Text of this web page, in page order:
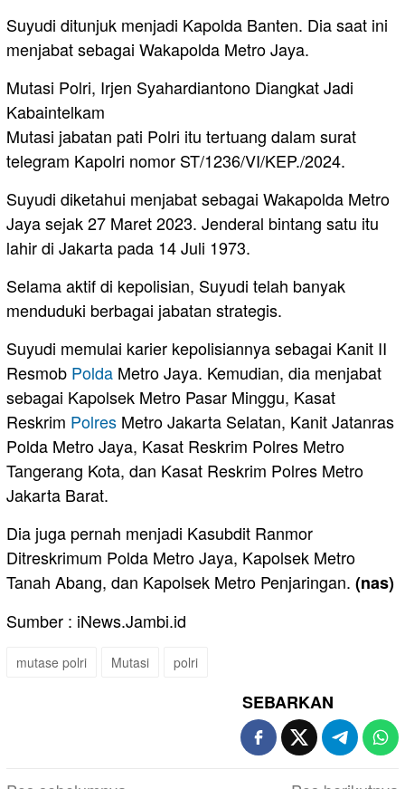
Suyudi ditunjuk menjadi Kapolda Banten. Dia saat ini
menjabat sebagai Wakapolda Metro Jaya.
Mutasi Polri, Irjen Syahardiantono Diangkat Jadi
Kabaintelkam
Mutasi jabatan pati Polri itu tertuang dalam surat
telegram Kapolri nomor ST/1236/VI/KEP./2024.
Suyudi diketahui menjabat sebagai Wakapolda Metro
Jaya sejak 27 Maret 2023. Jenderal bintang satu itu
lahir di Jakarta pada 14 Juli 1973.
Selama aktif di kepolisian, Suyudi telah banyak
menduduki berbagai jabatan strategis.
Suyudi memulai karier kepolisiannya sebagai Kanit II
Resmob Polda Metro Jaya. Kemudian, dia menjabat
sebagai Kapolsek Metro Pasar Minggu, Kasat
Reskrim Polres Metro Jakarta Selatan, Kanit Jatanras
Polda Metro Jaya, Kasat Reskrim Polres Metro
Tangerang Kota, dan Kasat Reskrim Polres Metro
Jakarta Barat.
Dia juga pernah menjadi Kasubdit Ranmor
Ditreskrimum Polda Metro Jaya, Kapolsek Metro
Tanah Abang, dan Kapolsek Metro Penjaringan. (nas)
Sumber : iNews.Jambi.id
mutase polri Mutasi polri
SEBARKAN